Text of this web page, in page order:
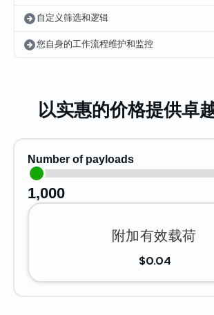
自定义筛选和逻辑
您自身的工作流程维护和监控
以实惠的价格提供卓
Number of payloads
1,000
附加有效载荷
$0.04